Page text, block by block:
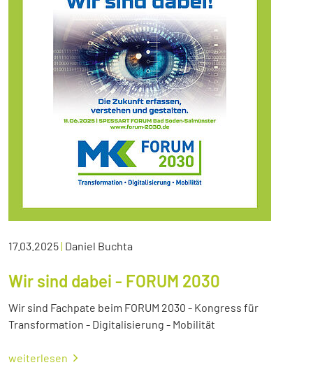
17.03.2025| Daniel Buchta
Wir sind dabei - FORUM 2030
Wir sind Fachpate beim FORUM 2030 - Kongress für
Transformation - Digitalisierung - Mobilität
weiterlesen